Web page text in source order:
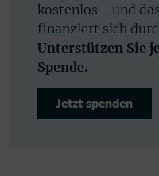
kostenlos - und
finanziert sich
Unterstützen Sie
Spende.
Jetzt spenden